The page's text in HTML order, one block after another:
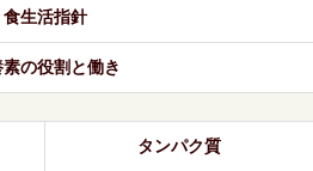
食生活指針
の役割と働き
タンパク質